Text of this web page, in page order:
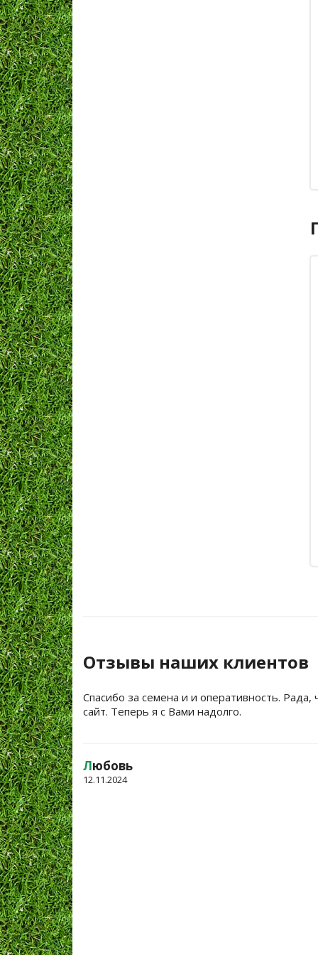
Отзывы наших клиентов
Спасибо за семена и и оперативность. Рада,
сайт. Теперь я с Вами надолго.
Любовь
12.11.2024